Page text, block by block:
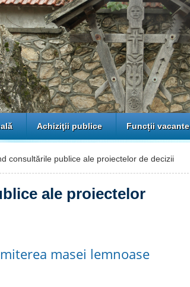
Achiziţii publice Funcții vacante
consultările publice ale proiectelor de decizii
ale proiectelor
masei lemnoase